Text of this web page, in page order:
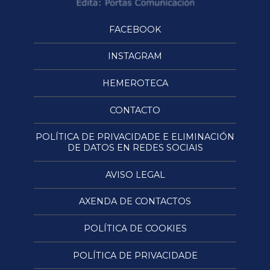
FACEBOOK
INSTAGRAM
HEMEROTECA
CONTACTO
POLÍTICA DE PRIVACIDADE E ELIMINACIÓN
DE DATOS EN REDES SOCIAIS
AVISO LEGAL
AXENDA DE CONTACTOS
POLÍTICA DE COOKIES
POLÍTICA DE PRIVACIDADE